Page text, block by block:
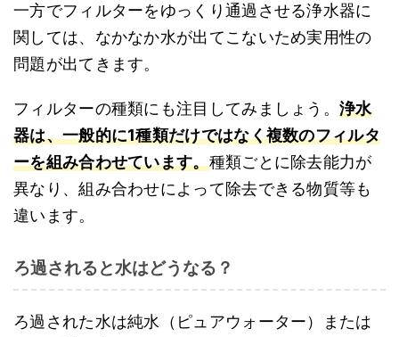
一方でフィルターをゆっくり通過させる浄水器に
関しては、なかなか水が出てこないため実用性の
問題が出てきます。
フィルターの種類にも注目してみましょう。 浄水
器は、一般的に1種類だけではなく複数のフィルタ
ーを組み合わせています。種類ごとに除去能力が
異なり、組み合わせによって除去できる物質等も
違います。
ろ過されると水はどうなる？
ろ過された水は純水（ピュアウォーター）または